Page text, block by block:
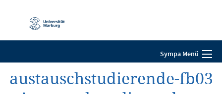
Navigation
Sympa Menü
austauschstudierende-fb03